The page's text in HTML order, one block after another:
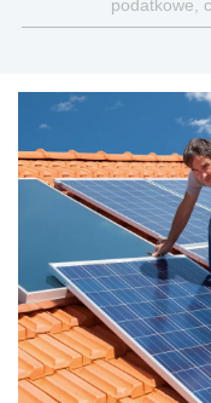
podatkowe,